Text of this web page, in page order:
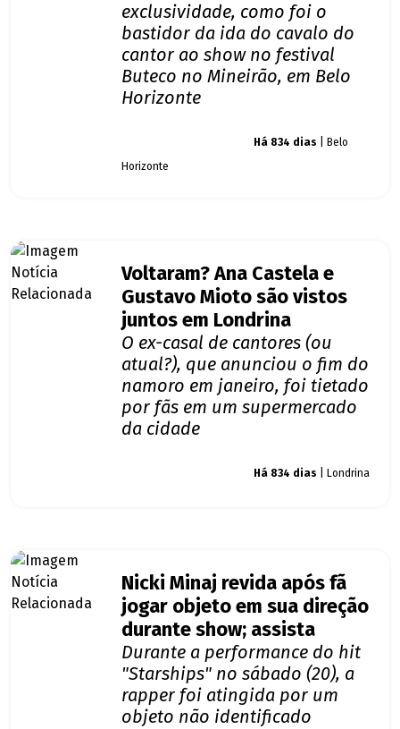
exclusividade, como foi o
bastidor da ida do cavalo do
cantor ao show no festival
Buteco no Mineirão, em Belo
Horizonte
Há 834 dias | Belo
Horizonte
Voltaram? Ana Castela e
Gustavo Mioto são vistos
juntos em Londrina
O ex-casal de cantores (ou
atual?), que anunciou o fim do
namoro em janeiro, foi tietado
por fãs em um supermercado
da cidade
Há 834 dias | Londrina
Nicki Minaj revida após fã
jogar objeto em sua direção
durante show; assista
Durante a performance do hit
"Starships" no sábado (20), a
rapper foi atingida por um
objeto não identificado